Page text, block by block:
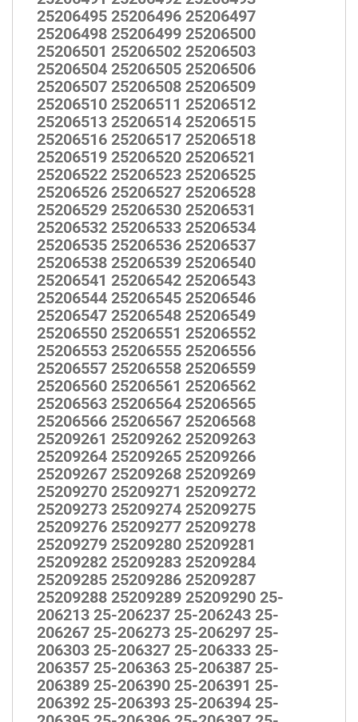
25206495 25206496 25206497
25206498 25206499 25206500
25206501 25206502 25206503
25206504 25206505 25206506
25206507 25206508 25206509
25206510 25206511 25206512
25206513 25206514 25206515
25206516 25206517 25206518
25206519 25206520 25206521
25206522 25206523 25206525
25206526 25206527 25206528
25206529 25206530 25206531
25206532 25206533 25206534
25206535 25206536 25206537
25206538 25206539 25206540
25206541 25206542 25206543
25206544 25206545 25206546
25206547 25206548 25206549
25206550 25206551 25206552
25206553 25206555 25206556
25206557 25206558 25206559
25206560 25206561 25206562
25206563 25206564 25206565
25206566 25206567 25206568
25209261 25209262 25209263
25209264 25209265 25209266
25209267 25209268 25209269
25209270 25209271 25209272
25209273 25209274 25209275
25209276 25209277 25209278
25209279 25209280 25209281
25209282 25209283 25209284
25209285 25209286 25209287
25209288 25209289 25209290 25-
206213 25-206237 25-206243 25-
206267 25-206273 25-206297 25-
206303 25-206327 25-206333 25-
206357 25-206363 25-206387 25-
206389 25-206390 25-206391 25-
206392 25-206393 25-206394 25-